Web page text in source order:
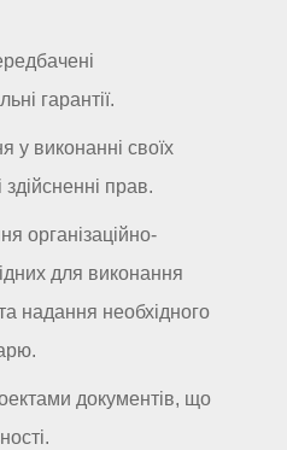
гарантії.
у виконанні своїх
прав.
організаційно-
для виконання
надання необхідного
документів, що